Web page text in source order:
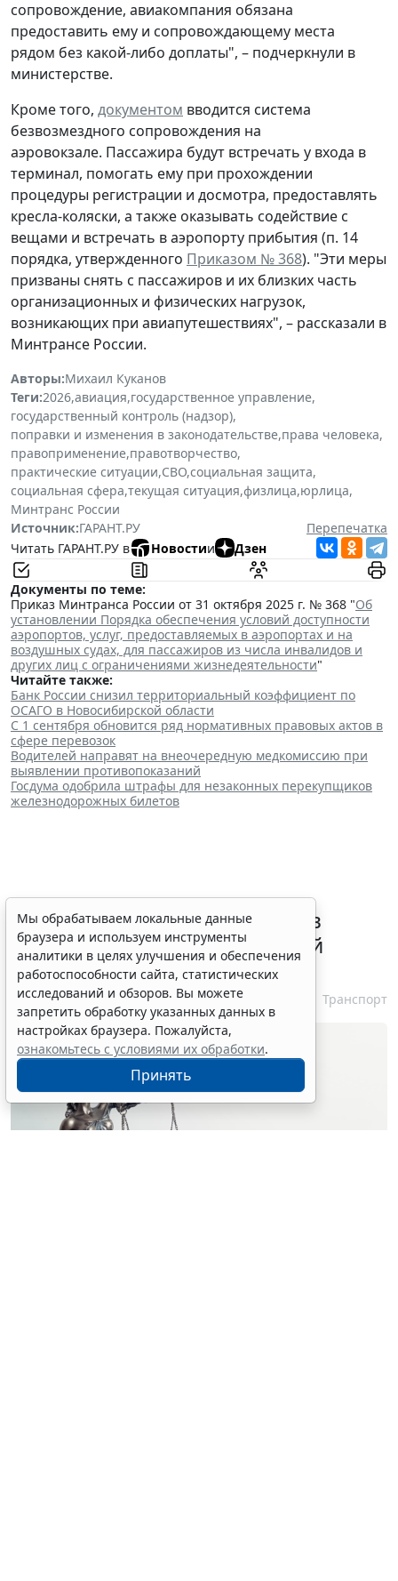
сопровождение, авиакомпания обязана
предоставить ему и сопровождающему места
рядом без какой-либо доплаты", – подчеркнули в
министерстве.
Кроме того, документом вводится система
безвозмездного сопровождения на
аэровокзале. Пассажира будут встречать у входа в
терминал, помогать ему при прохождении
процедуры регистрации и досмотра, предоставлять
кресла-коляски, а также оказывать содействие с
вещами и встречать в аэропорту прибытия (п. 14
порядка, утвержденного Приказом № 368). "Эти меры
призваны снять с пассажиров и их близких часть
организационных и физических нагрузок,
возникающих при авиапутешествиях", – рассказали в
Минтрансе России.
Авторы:Михаил Куканов
Теги:2026,авиация,государственное управление,
государственный контроль (надзор),
поправки и изменения в законодательстве,права человека,
правоприменение,правотворчество,
практические ситуации,СВО,социальная защита,
социальная сфера,текущая ситуация,физлица,юрлица,
Минтранс России
Источник:ГАРАНТ.РУ
Перепечатка
Читать ГАРАНТ.РУ в
Новостии Дзен
Документы по теме:
Приказ Минтранса России от 31 октября 2025 г. № 368 "Об
установлении Порядка обеспечения условий доступности
аэропортов, услуг‚ предоставляемых в аэропортах и на
воздушных судах, для пассажиров из числа инвалидов и
других лиц с ограничениями жизнедеятельности"
Читайте также:
Банк России снизил территориальный коэффициент по
ОСАГО в Новосибирской области
С 1 сентября обновится ряд нормативных правовых актов в
сфере перевозок
Водителей направят на внеочередную медкомиссию при
выявлении противопоказаний
Госдума одобрила штрафы для незаконных перекупщиков
железнодорожных билетов
ВС РФ признал лишение прав
незаконным при неизвестной
личности водителя
7 августа 2026 16:37 Транспорт
Мы обрабатываем локальные данные
браузера и используем инструменты
аналитики в целях улучшения и обеспечения
работоспособности сайта, статистических
исследований и обзоров. Вы можете
запретить обработку указанных данных в
настройках браузера. Пожалуйста,
ознакомьтесь с условиями их обработки.
Принять